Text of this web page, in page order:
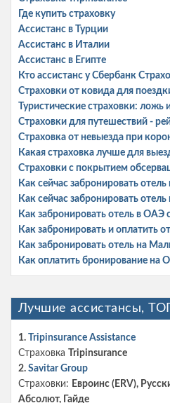
Где купить страховку
Ассистанс в Турции
Ассистанс в Италии
Ассистанс в Египте
Кто ассистанс у Сбербанк
Страховки от ковида для
Туристические страховки: ложь
Страховки для путешествий -
Страховка от невыезда при
Какая страховка лучше для
Страховки с покрытием
Как сейчас забронировать отель
Как сейчас забронировать отель
Как забронировать отель в ОАЭ
Как забронировать и оплатить
Как забронировать отель на
Как оплатить бронирование на
Лучшие ассистансы,
1.
Tripinsurance Assistance
Страховка
Tripinsurance
2. Savitar Group
Страховки: Евроинс (ERV),
Абсолют, Гайде